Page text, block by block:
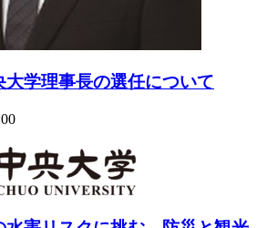
大学理事長の選任について